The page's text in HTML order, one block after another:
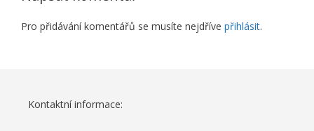
Pro přidávání komentářů se musíte nejdříve přihlásit.
Kontaktní informace: